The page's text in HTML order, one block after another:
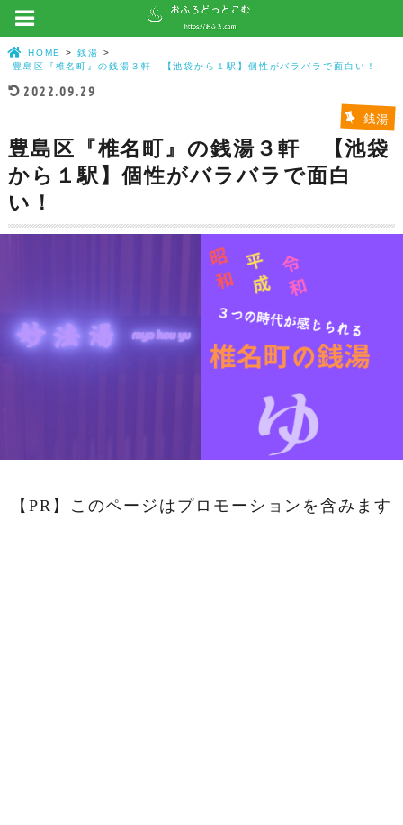
HOME
銭湯
豊島区『椎名町』の銭湯３軒 【池袋から１駅】個性がバラバラで面白い！
2022.09.29
銭湯
豊島区『椎名町』の銭湯３軒 【池袋
から１駅】個性がバラバラで面白
い！
【PR】このページはプロモーションを含みます